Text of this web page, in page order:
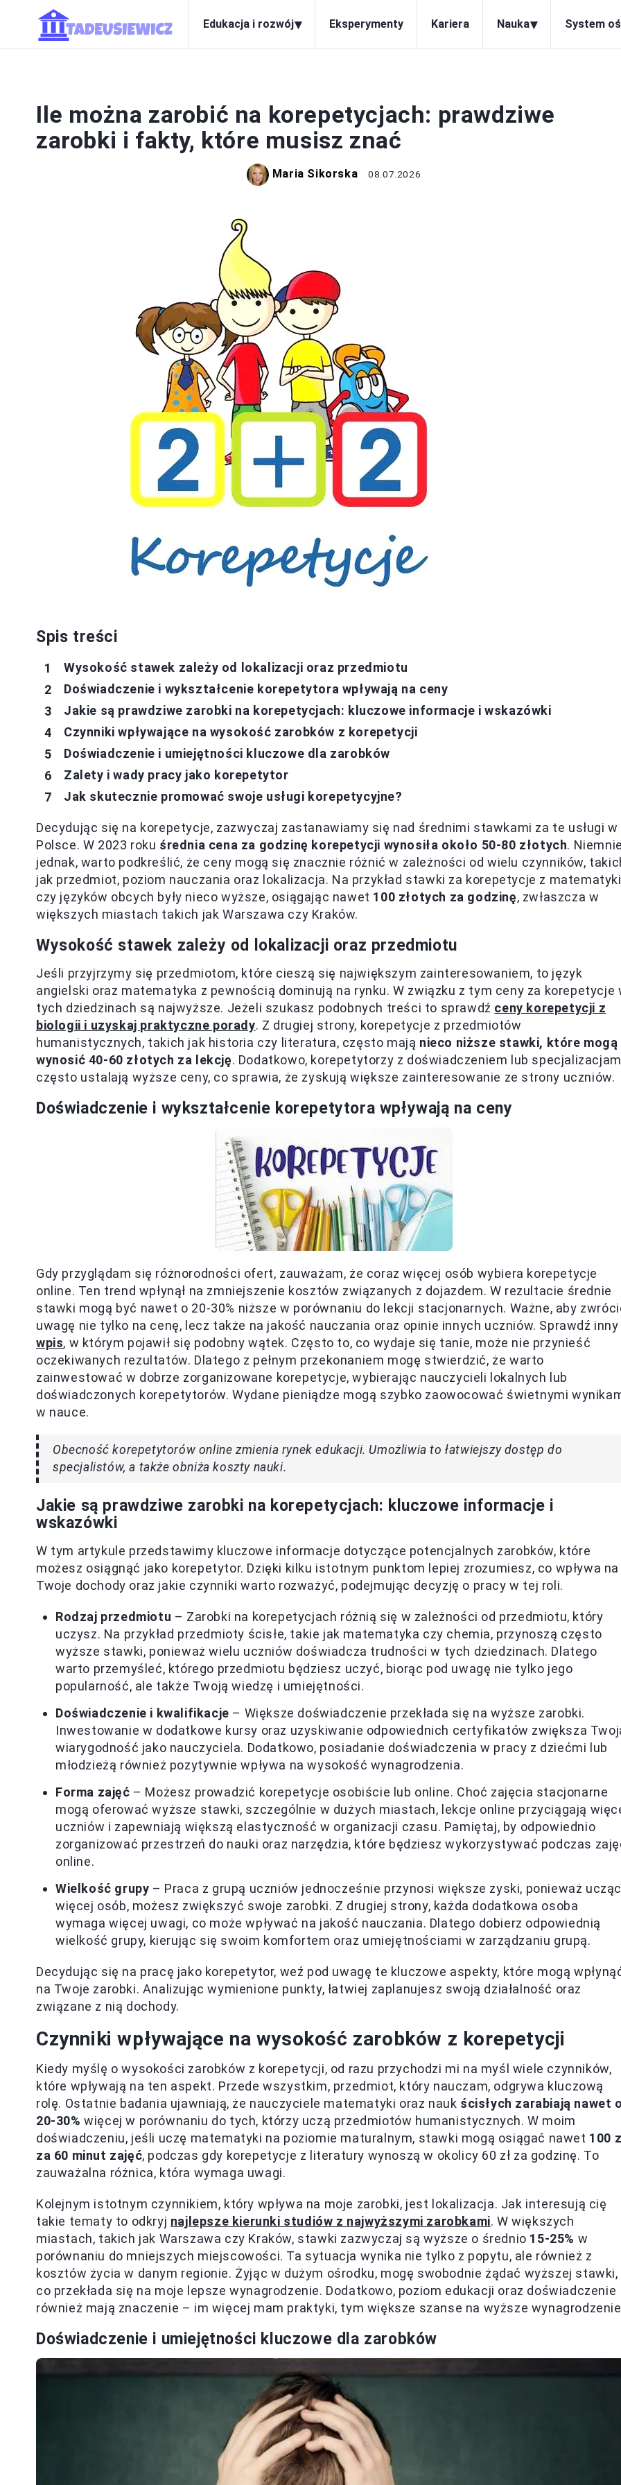
Edukacja i rozwój▾ Eksperymenty Kariera Nauka▾ System
Ile można zarobić na korepetycjach: prawdziwe
zarobki i fakty, które musisz znać
Maria Sikorska 08.07.2026
Spis treści
Wysokość stawek zależy od lokalizacji oraz przedmiotu
Doświadczenie i wykształcenie korepetytora wpływają na ceny
Jakie są prawdziwe zarobki na korepetycjach: kluczowe informacje i wskazówki
Czynniki wpływające na wysokość zarobków z korepetycji
Doświadczenie i umiejętności kluczowe dla zarobków
Zalety i wady pracy jako korepetytor
Jak skutecznie promować swoje usługi korepetycyjne?
Decydując się na korepetycje, zazwyczaj zastanawiamy się nad średnimi stawkami za te usługi w
Polsce. W 2023 roku średnia cena za godzinę korepetycji wynosiła około 50-80 złotych.
jednak, warto podkreślić, że ceny mogą się znacznie różnić w zależności od wielu czynników,
jak przedmiot, poziom nauczania oraz lokalizacja. Na przykład stawki za korepetycje z matematyki
czy języków obcych były nieco wyższe, osiągając nawet 100 złotych za godzinę, zwłaszcza w
większych miastach takich jak Warszawa czy Kraków.
Wysokość stawek zależy od lokalizacji oraz przedmiotu
Jeśli przyjrzymy się przedmiotom, które cieszą się największym zainteresowaniem, to język
angielski oraz matematyka z pewnością dominują na rynku. W związku z tym ceny za korepetycje
tych dziedzinach są najwyższe. Jeżeli szukasz podobnych treści to sprawdź ceny korepetycji z
biologii i uzyskaj praktyczne porady. Z drugiej strony, korepetycje z przedmiotów
humanistycznych, takich jak historia czy literatura, często mają nieco niższe stawki, które mogą
wynosić 40-60 złotych za lekcję. Dodatkowo, korepetytorzy z doświadczeniem lub
często ustalają wyższe ceny, co sprawia, że zyskują większe zainteresowanie ze strony uczniów.
Doświadczenie i wykształcenie korepetytora wpływają na ceny
Gdy przyglądam się różnorodności ofert, zauważam, że coraz więcej osób wybiera korepetycje
online. Ten trend wpłynął na zmniejszenie kosztów związanych z dojazdem. W rezultacie średnie
stawki mogą być nawet o 20-30% niższe w porównaniu do lekcji stacjonarnych. Ważne, aby
uwagę nie tylko na cenę, lecz także na jakość nauczania oraz opinie innych uczniów. Sprawdź inny
wpis, w którym pojawił się podobny wątek. Często to, co wydaje się tanie, może nie przynieść
oczekiwanych rezultatów. Dlatego z pełnym przekonaniem mogę stwierdzić, że warto
zainwestować w dobrze zorganizowane korepetycje, wybierając nauczycieli lokalnych lub
doświadczonych korepetytorów. Wydane pieniądze mogą szybko zaowocować świetnymi
w nauce.
Obecność korepetytorów online zmienia rynek edukacji. Umożliwia to łatwiejszy dostęp do
specjalistów, a także obniża koszty nauki.
Jakie są prawdziwe zarobki na korepetycjach: kluczowe informacje i
wskazówki
W tym artykule przedstawimy kluczowe informacje dotyczące potencjalnych zarobków, które
możesz osiągnąć jako korepetytor. Dzięki kilku istotnym punktom lepiej zrozumiesz, co wpływa na
Twoje dochody oraz jakie czynniki warto rozważyć, podejmując decyzję o pracy w tej roli.
Rodzaj przedmiotu – Zarobki na korepetycjach różnią się w zależności od przedmiotu, który
uczysz. Na przykład przedmioty ścisłe, takie jak matematyka czy chemia, przynoszą często
wyższe stawki, ponieważ wielu uczniów doświadcza trudności w tych dziedzinach. Dlatego
warto przemyśleć, którego przedmiotu będziesz uczyć, biorąc pod uwagę nie tylko jego
popularność, ale także Twoją wiedzę i umiejętności.
Doświadczenie i kwalifikacje – Większe doświadczenie przekłada się na wyższe zarobki.
Inwestowanie w dodatkowe kursy oraz uzyskiwanie odpowiednich certyfikatów zwiększa
wiarygodność jako nauczyciela. Dodatkowo, posiadanie doświadczenia w pracy z dziećmi lub
młodzieżą również pozytywnie wpływa na wysokość wynagrodzenia.
Forma zajęć – Możesz prowadzić korepetycje osobiście lub online. Choć zajęcia stacjonarne
mogą oferować wyższe stawki, szczególnie w dużych miastach, lekcje online przyciągają
uczniów i zapewniają większą elastyczność w organizacji czasu. Pamiętaj, by odpowiednio
zorganizować przestrzeń do nauki oraz narzędzia, które będziesz wykorzystywać podczas
online.
Wielkość grupy – Praca z grupą uczniów jednocześnie przynosi większe zyski, ponieważ
więcej osób, możesz zwiększyć swoje zarobki. Z drugiej strony, każda dodatkowa osoba
wymaga więcej uwagi, co może wpływać na jakość nauczania. Dlatego dobierz odpowiednią
wielkość grupy, kierując się swoim komfortem oraz umiejętnościami w zarządzaniu grupą.
Decydując się na pracę jako korepetytor, weź pod uwagę te kluczowe aspekty, które mogą
na Twoje zarobki. Analizując wymienione punkty, łatwiej zaplanujesz swoją działalność oraz
związane z nią dochody.
Czynniki wpływające na wysokość zarobków z korepetycji
Kiedy myślę o wysokości zarobków z korepetycji, od razu przychodzi mi na myśl wiele czynników,
które wpływają na ten aspekt. Przede wszystkim, przedmiot, który nauczam, odgrywa kluczową
rolę. Ostatnie badania ujawniają, że nauczyciele matematyki oraz nauk ścisłych zarabiają nawet
20-30% więcej w porównaniu do tych, którzy uczą przedmiotów humanistycznych. W moim
doświadczeniu, jeśli uczę matematyki na poziomie maturalnym, stawki mogą osiągać nawet 100
za 60 minut zajęć, podczas gdy korepetycje z literatury wynoszą w okolicy 60 zł za godzinę. To
zauważalna różnica, która wymaga uwagi.
Kolejnym istotnym czynnikiem, który wpływa na moje zarobki, jest lokalizacja. Jak interesują cię
takie tematy to odkryj najlepsze kierunki studiów z najwyższymi zarobkami. W większych
miastach, takich jak Warszawa czy Kraków, stawki zazwyczaj są wyższe o średnio 15-25% w
porównaniu do mniejszych miejscowości. Ta sytuacja wynika nie tylko z popytu, ale również z
kosztów życia w danym regionie. Żyjąc w dużym ośrodku, mogę swobodnie żądać wyższej stawki,
co przekłada się na moje lepsze wynagrodzenie. Dodatkowo, poziom edukacji oraz doświadczenie
również mają znaczenie – im więcej mam praktyki, tym większe szanse na wyższe
Doświadczenie i umiejętności kluczowe dla zarobków